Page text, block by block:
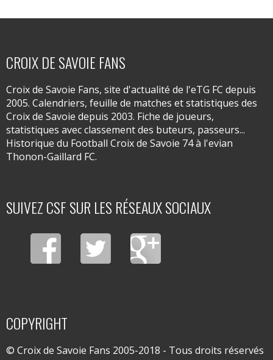
CROIX DE SAVOIE FANS
Croix de Savoie Fans, site d'actualité de l'eTG FC depuis
2005. Calendriers, feuille de matches et statistiques des
Croix de Savoie depuis 2003. Fiche de joueurs,
statistiques avec classement des buteurs, passeurs...
Historique du Football Croix de Savoie 74 à l'evian
Thonon-Gaillard FC.
SUIVEZ CSF SUR LES RÉSEAUX SOCIAUX
COPYRIGHT
© Croix de Savoie Fans 2005-2018 - Tous droits réservés